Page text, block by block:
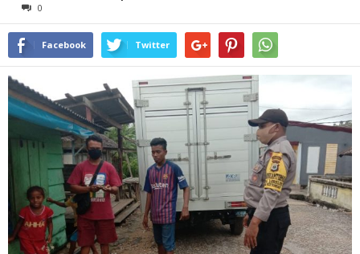
0
Facebook Twitter